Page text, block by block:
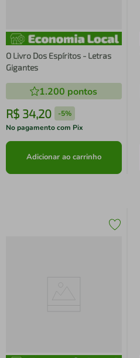
O Livro Dos Espíritos - Letras
Gigantes
1.200 pontos
R$ 34,20 -5%
No pagamento com Pix
Adicionar ao carrinho